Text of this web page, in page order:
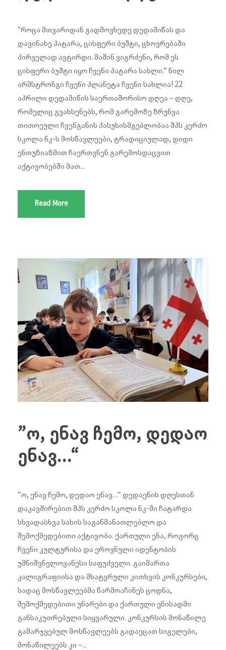
”როცა მთვარიდან გადმოვხედე დედამიწას და
დავინახე პატარა, ცისფერი ბუშტი, ცხოვრებაში
პირველად ავტირდი. მაშინ ვიგრძენი, რომ ეს
ცისფერი ბუშტი იყო ჩვენი პატარა სახლი.“ ნილ
არმსტრონგი ჩვენი პლანეტა ჩვენი სახლია! 22
აპრილი დედამიწის საერთაშორისო დღეა – დღე,
რომელიც გვახსენებს, რომ გარემოზე ზრუნვა
თითოეული ჩვენგანის პასუხისმგებლობაა შპს კერძო
სკოლა ნკ-ს მოსწავლეები, ტრადიციულად, დიდი
ენთუზიაზმით ჩაერთვნენ გარემოსდაცვით
აქტივობებში მათ...
Read More
”ო, ენავ ჩემო, დედაო
ენავ…“
“ო, ენავ ჩემო, დედაო ენავ…“ დედაენის დღესთან
დაკავშირებით შპს კერძო სკოლა ნკ-ში ჩატარდა
სხვადასხვა სახის საგანმანათლებლო და
შემოქმედებითი აქტივობა. ქართული ენა, როგორც
ჩვენი კულტურისა და ეროვნული იდენტობის
უმნიშვნელოვანესი საფუძველი. გაიმართა
კალიგრაფიისა და მხატვრული კითხვის კონკურსები,
სადაც მოსწავლეებმა წარმოაჩინეს ცოდნა,
შემოქმედებითი უნარები და ქართული ენისადმი
განსაკუთრებული სიყვარული. კონკურსის მონაწილე
გამარჯვებულ მოსწავლეებს გადაეცათ სიგელები,
მონაწილეებს კი –...